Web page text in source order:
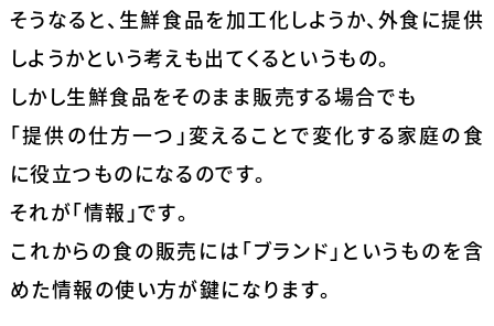
そうなると、生鮮食品を加工化しようか、外食に提供
しようかという考えも出てくるというもの。
しかし生鮮食品をそのまま販売する場合でも
「提供の仕方一つ」変えることで変化する家庭の食
に役立つものになるのです。
それが「情報」です。
これからの食の販売には「ブランド」というものを含
めた情報の使い方が鍵になります。